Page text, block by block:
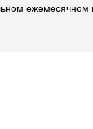
ежемесячном